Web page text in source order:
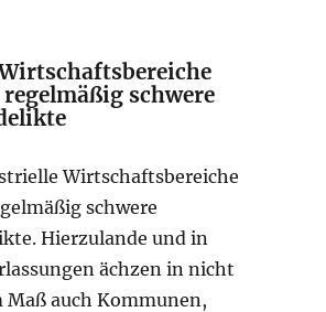
schwere
Wirtschaftsbereiche
schwere
Hierzulande und in
ächzen in nicht
auch Kommunen,